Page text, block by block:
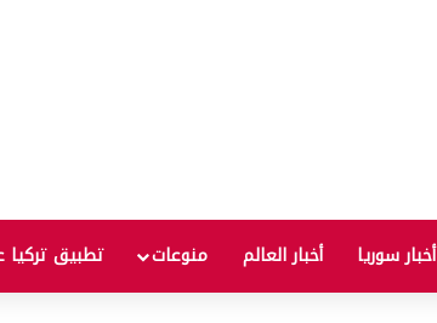
أخبار سوريا أخبار العالم منوعات تطبيق تركيا